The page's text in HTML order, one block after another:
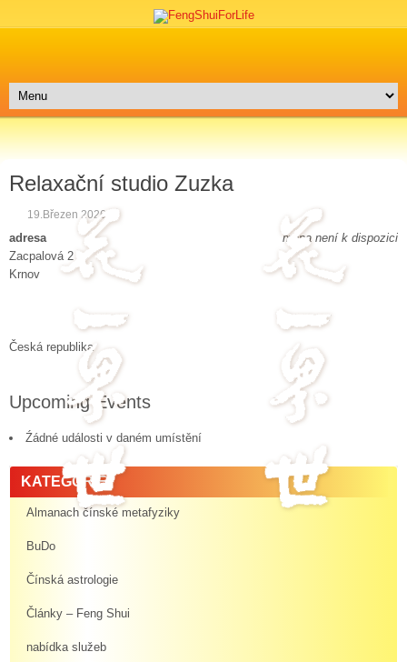
Relaxační studio Zuzka
19.Březen 2026
mapa není k dispozici
adresa
Zacpalová 2
Krnov
Česká republika
Upcoming Events
Źádné události v daném umístění
KATEGORIE
Almanach čínské metafyziky
BuDo
Čínská astrologie
Články – Feng Shui
nabídka služeb